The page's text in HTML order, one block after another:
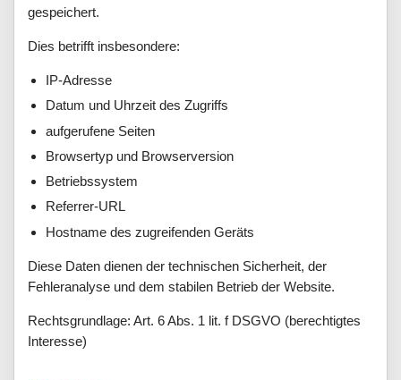
gespeichert.
Dies betrifft insbesondere:
IP-Adresse
Datum und Uhrzeit des Zugriffs
aufgerufene Seiten
Browsertyp und Browserversion
Betriebssystem
Referrer-URL
Hostname des zugreifenden Geräts
Diese Daten dienen der technischen Sicherheit, der
Fehleranalyse und dem stabilen Betrieb der Website.
Rechtsgrundlage: Art. 6 Abs. 1 lit. f DSGVO (berechtigtes
Interesse)